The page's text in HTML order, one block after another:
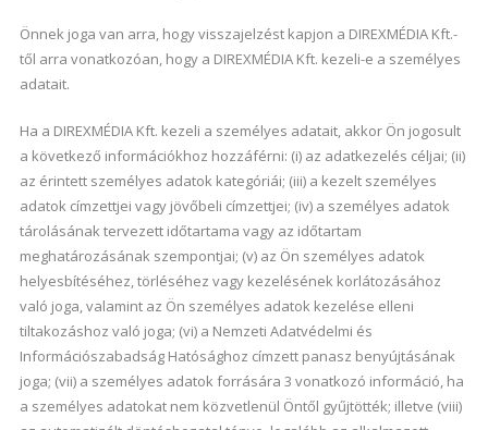
Önnek joga van arra, hogy visszajelzést kapjon a DIREXMÉDIA Kft.-
től arra vonatkozóan, hogy a DIREXMÉDIA Kft. kezeli-e a személyes
adatait.
Ha a DIREXMÉDIA Kft. kezeli a személyes adatait, akkor Ön jogosult
a következő információkhoz hozzáférni: (i) az adatkezelés céljai; (ii)
az érintett személyes adatok kategóriái; (iii) a kezelt személyes
adatok címzettjei vagy jövőbeli címzettjei; (iv) a személyes adatok
tárolásának tervezett időtartama vagy az időtartam
meghatározásának szempontjai; (v) az Ön személyes adatok
helyesbítéséhez, törléséhez vagy kezelésének korlátozásához
való joga, valamint az Ön személyes adatok kezelése elleni
tiltakozáshoz való joga; (vi) a Nemzeti Adatvédelmi és
Információszabadság Hatósághoz címzett panasz benyújtásának
joga; (vii) a személyes adatok forrására 3 vonatkozó információ, ha
a személyes adatokat nem közvetlenül Öntől gyűjtötték; illetve (viii)